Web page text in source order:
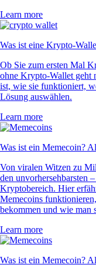
Learn more
Was ist eine Krypto-
Ob Sie zum ersten Mal
ohne Krypto-Wallet geht
ist, wie sie funktioniert,
Lösung auswählen.
Learn more
Was ist ein Memecoin?
Von viralen Witzen zu
den unvorhersehbarsten
Kryptobereich. Hier
Memecoins
bekommen und wie man
Learn more
Was ist ein Memecoin?